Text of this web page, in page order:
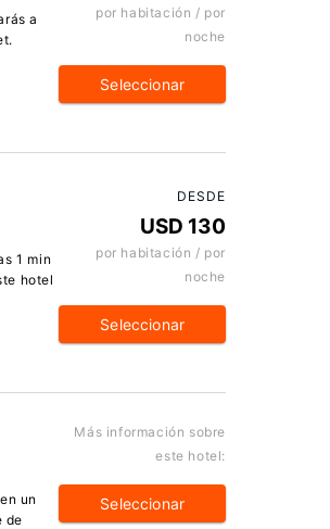
a
por habitación / por
noche
Seleccionar
1 min
hotel
DESDE
USD 130
por habitación / por
noche
Seleccionar
un
de
Más información sobre
este hotel:
Seleccionar